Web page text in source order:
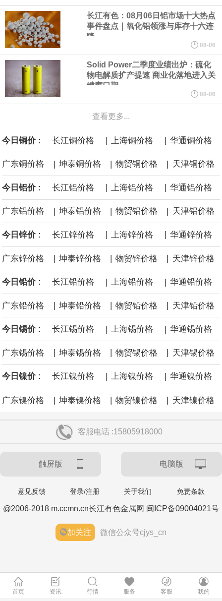
意大利富时MIB指数跌0.18%。
LME伦镍日内跌超3.00%，现报16574.100美元/吨。
瑞士7月季调后失业率 3.1%，预期 3.1%，前值 3.1%。瑞士7月未
季调失业率 3%，预期 3%，前值 2.9%。
商品期货收盘，黄金连续涨3.44%，焦炭连续涨2.72%，铁矿石连续
涨2.64%，镍连续跌2.62%，白银连续涨2.61%。
沙特下调了对亚洲的主要原油价格，与此同时，各方正就一项旨在
缓解霍尔木兹海峡航运压力的协议进行谈判。尽管胡塞武装的威胁
危及了经由红海向东运输原油的替代路线，但沙特方面仍下调了价
格。
长江有色：08月06日铝市场十大热点
事件盘点｜氧化铝领涨与库存十六连
降
08-06
Solid Power二季度业绩出炉：硫化
物电解质扩产提速 商业化落地进入关
键窗口期
08-06
查看更多...
今日铜价 : 长江铜价格 | 上海铜价格 | 华通铜价格
广东铜价格 | 坤泰铜价格 | 物贸铜价格 | 天津铜价格
今日铝价 : 长江铝价格 上海铝价格 华通铝价格
广东铝价格 | 坤泰铝价格 | 物贸铝价格 | 天津铝价格
今日锌价 : 长江锌价格 上海锌价格 华通锌价格
广东锌价格 | 坤泰锌价格 | 物贸锌价格 | 天津锌价格
今日铅价 : 长江铅价格 | 上海铅价格 | 华通铅价格
广东铅价格 坤泰铅价格 物贸铅价格 天津铅价格
今日锡价 : 长江锡价格 | 上海锡价格 | 华通锡价格
广东锡价格 坤泰锡价格 物贸锡价格 天津锡价格
今日镍价 : 长江镍价格 | 上海镍价格 | 华通镍价格
广东镍价格 | 坤泰镍价格 | 物贸镍价格 | 天津镍价格
客服电话 :15805918000
触屏版 电脑版
意见反馈 登录/注册 关于我们 免责条款
@2006-2018 m.ccmn.cn长江有色金属网 闽ICP备09004021号
加关注 微信公众号cjys_cn
首页 资讯 行情 服务 客服 我的